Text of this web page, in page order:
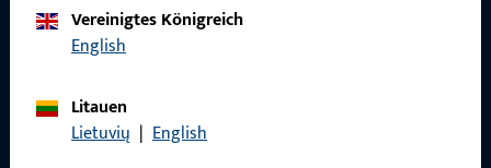
KONTAKT
Haben Sie Fragen oder wünschen Sie persönliche Beratung?
Vereinigtes Königreich
English
Litauen
Lietuvių | English